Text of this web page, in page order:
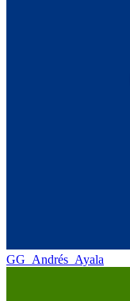
GG_Andrés_Ayala